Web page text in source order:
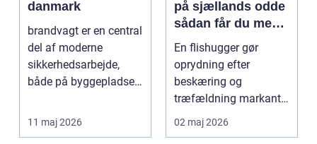
danmark
brandvagt er en central
del af moderne
sikkerhedsarbejde,
både på byggepladser,
11 maj 2026
på sjællands odde
sådan får du mest
ud af arbejdet
En flishugger gør
oprydning efter
beskæring og
træfældning markant
lettere. I stedet for at
bruge we...
02 maj 2026